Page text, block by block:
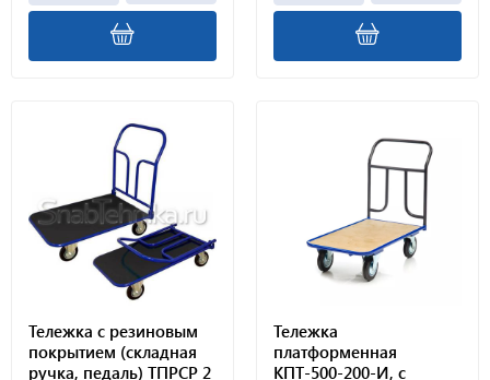
Тележка с резиновым
покрытием (складная
ручка, педаль) ТПРСР 2
Тележка
платформенная
КПТ-500-200-И, с